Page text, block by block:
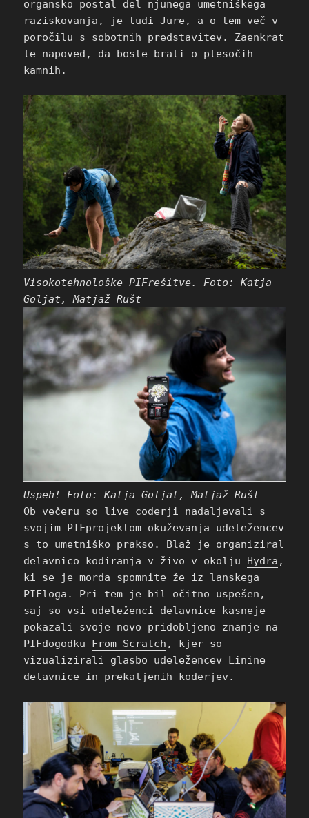
organsko postal del njunega umetniškega
raziskovanja, je tudi Jure, a o tem več v
poročilu s sobotnih predstavitev. Zaenkrat
le napoved, da boste brali o plesočih
kamnih.
Visokotehnološke PIFrešitve. Foto: Katja
Goljat, Matjaž Rušt
Uspeh! Foto: Katja Goljat, Matjaž Rušt
Ob večeru so live coderji nadaljevali s
svojim PIFprojektom okuževanja udeležencev
s to umetniško prakso. Blaž je organiziral
delavnico kodiranja v živo v okolju Hydra ,
ki se je morda spomnite že iz lanskega
PIFloga. Pri tem je bil očitno uspešen,
saj so vsi udeleženci delavnice kasneje
pokazali svoje novo pridobljeno znanje na
PIFdogodku
From Scratch , kjer so
vizualizirali glasbo udeležencev Linine
delavnice in prekaljenih koderjev.